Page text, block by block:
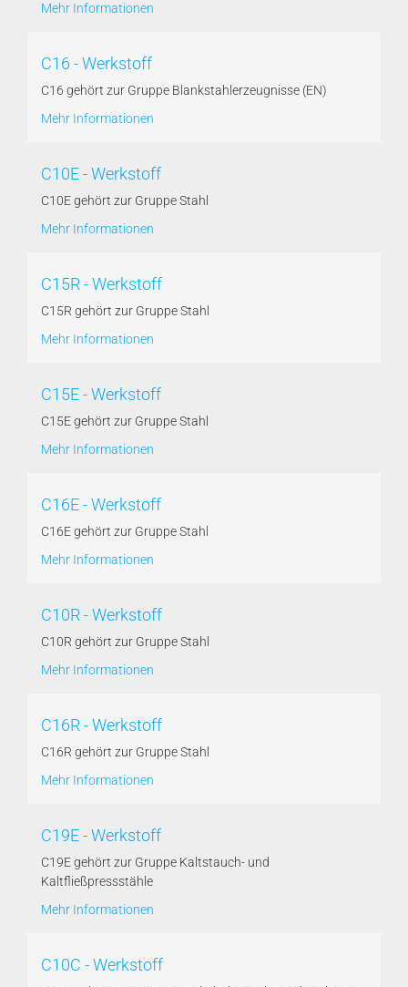
Mehr Informationen
C16 - Werkstoff
C16 gehört zur Gruppe Blankstahlerzeugnisse (EN)
Mehr Informationen
C10E - Werkstoff
C10E gehört zur Gruppe Stahl
Mehr Informationen
C15R - Werkstoff
C15R gehört zur Gruppe Stahl
Mehr Informationen
C15E - Werkstoff
C15E gehört zur Gruppe Stahl
Mehr Informationen
C16E - Werkstoff
C16E gehört zur Gruppe Stahl
Mehr Informationen
C10R - Werkstoff
C10R gehört zur Gruppe Stahl
Mehr Informationen
C16R - Werkstoff
C16R gehört zur Gruppe Stahl
Mehr Informationen
C19E - Werkstoff
C19E gehört zur Gruppe Kaltstauch- und
Kaltfließpressstähle
Mehr Informationen
C10C - Werkstoff